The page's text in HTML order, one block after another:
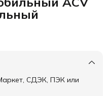
СДЭК, ПЭК или